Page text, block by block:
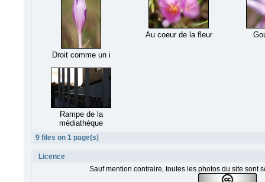
Droit comme un i
Au coeur de la fleur
Rampe de la
médiathèque
9 files on 1 page(s)
Licence
Sauf mention contraire, toutes les photos du site sont